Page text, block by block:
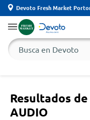
Devoto Fresh Market
Resultados
AUDIO